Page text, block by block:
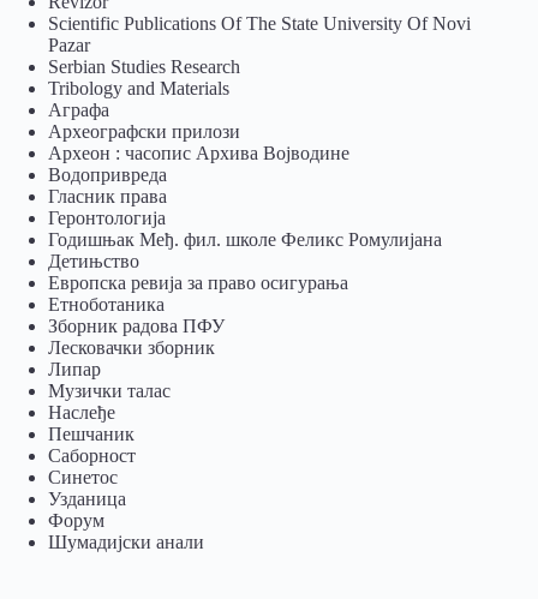
Scientific Publications Of The State University Of Novi
Pazar
Serbian Studies Research
Tribology and Materials
Аграфа
Археографски прилози
Археон : часопис Архива Војводине
Водопривреда
Гласник права
Геронтологија
Годишњак Међ. фил. школе Феликс Ромулијана
Детињство
Европска ревија за право осигурања
Eтноботаника
Зборник радова ПФУ
Лесковачки зборник
Липар
Музички талас
Наслеђе
Пешчаник
Саборност
Синетос
Узданица
Форум
Шумадијски анали